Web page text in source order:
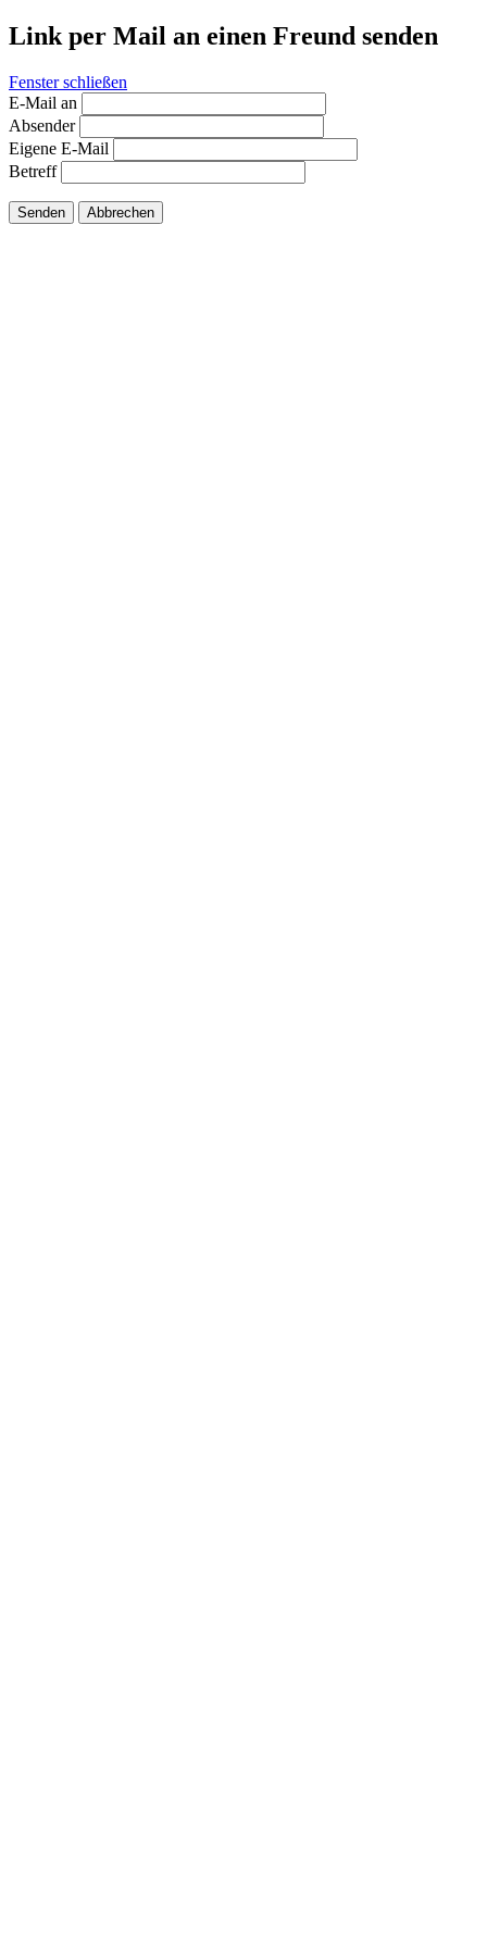
Link per Mail an einen Freund senden
Fenster schließen
E-Mail an
Absender
Eigene E-Mail
Betreff
Senden Abbrechen